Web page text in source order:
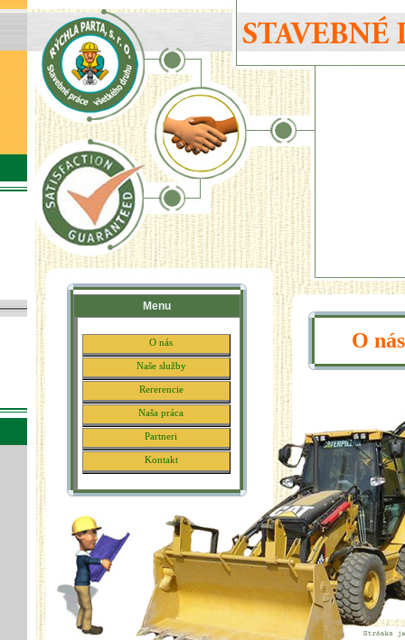
Menu
O nás
Naše služby
Rererencie
Naša práca
Partneri
Kontakt
O nás